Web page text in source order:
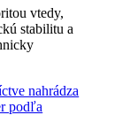
vtedy,
stabilitu a